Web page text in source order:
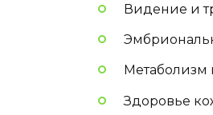
Видение и
Метаболизм
Здоровье